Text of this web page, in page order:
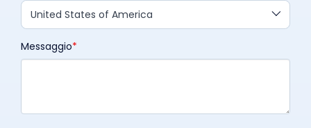
United States of America
Messaggio